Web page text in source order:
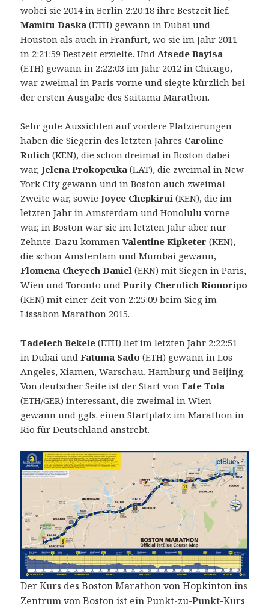
wobei sie 2014 in Berlin 2:20:18 ihre Bestzeit lief.
Mamitu Daska (ETH) gewann in Dubai und
Houston als auch in Franfurt, wo sie im Jahr 2011
in 2:21:59 Bestzeit erzielte. UndAtsede Bayisa
(ETH) gewann in 2:22:03 im Jahr 2012 in Chicago,
war zweimal in Paris vorne und siegte kürzlich bei
der ersten Ausgabe des Saitama Marathon.
Sehr gute Aussichten auf vordere Platzierungen
haben die Siegerin des letzten Jahres Caroline
Rotich(KEN), die schon dreimal in Boston dabei
war,Jelena Prokopcuka (LAT), die zweimal in New
York City gewann und in Boston auch zweimal
Zweite war, sowie Joyce Chepkirui(KEN), die im
letzten Jahr in Amsterdam und Honolulu vorne
war, in Boston war sie im letzten Jahr aber nur
Zehnte. Dazu kommenValentine Kipketer (KEN),
die schon Amsterdam und Mumbai gewann,
Flomena Cheyech Daniel (EKN) mit Siegen in Paris,
Wien und Toronto undPurity Cherotich Rionoripo
(KEN) mit einer Zeit von 2:25:09 beim Sieg im
Lissabon Marathon 2015.
Tadelech Bekele (ETH) lief im letzten Jahr 2:22:51
in Dubai undFatuma Sado (ETH) gewann in Los
Angeles, Xiamen, Warschau, Hamburg und Beijing.
Von deutscher Seite ist der Start von Fate Tola
(ETH/GER) interessant, die zweimal in Wien
gewann und ggfs. einen Startplatz im Marathon in
Rio für Deutschland anstrebt.
Der Kurs des Boston Marathon von Hopkinton ins
Zentrum von Boston ist ein Punkt-zu-Punkt-Kurs